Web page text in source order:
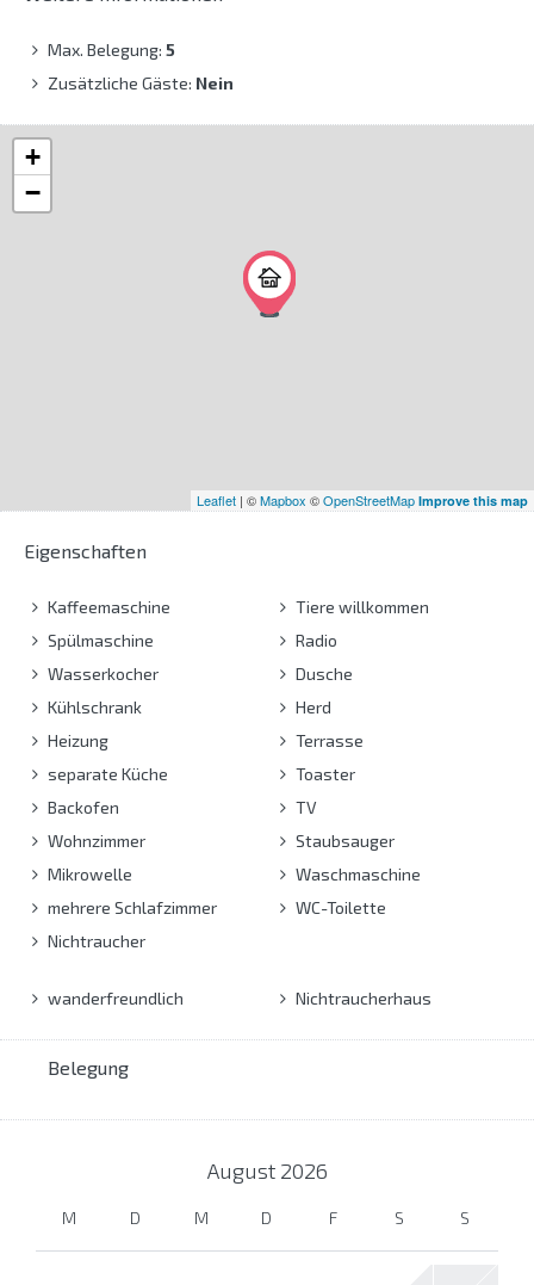
Max. Belegung: 5
Zusätzliche Gäste: Nein
+
−
Leaflet | ©Mapbox ©OpenStreetMap Improve this map
Eigenschaften
Kaffeemaschine
Spülmaschine
Wasserkocher
Kühlschrank
Heizung
separate Küche
Backofen
Wohnzimmer
Mikrowelle
mehrere Schlafzimmer
Nichtraucher
Tiere willkommen
Radio
Dusche
Herd
Terrasse
Toaster
TV
Staubsauger
Waschmaschine
WC-Toilette
wanderfreundlich Nichtraucherhaus
Belegung
August 2026
M D M D F S S